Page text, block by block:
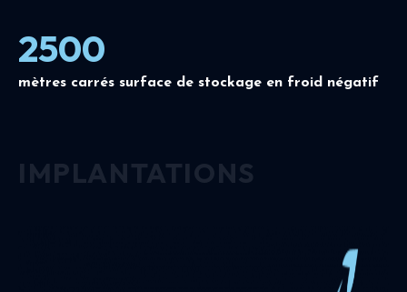
2500
mètres carrés surface de stockage en froid négatif
IMPLANTATIONS